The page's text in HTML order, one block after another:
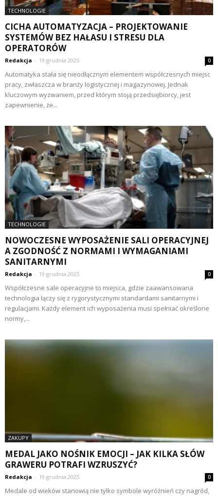
TECHNOLOGIE
CICHA AUTOMATYZACJA – PROJEKTOWANIE
SYSTEMÓW BEZ HAŁASU I STRESU DLA
OPERATORÓW
Redakcja - 19 grudnia 2025 0
Automatyka stała się nieodłącznym elementem współczesnych miejsc
pracy, zwłaszcza w branży logistycznej i magazynowej. Jednak
kluczowym wyzwaniem, przed którym stoją przedsiębiorcy, jest
zapewnienie, że...
TECHNOLOGIE
NOWOCZESNE WYPOSAŻENIE SALI OPERACYJNEJ
A ZGODNOŚĆ Z NORMAMI I WYMAGANIAMI
SANITARNYMI
Redakcja - 19 grudnia 2025 0
Współczesne sale operacyjne to miejsca, gdzie zaawansowana
technologia łączy się z rygorystycznymi standardami sanitarnymi i
regulacjami. Każdy element ich wyposażenia musi spełniać określone
normy,...
ZAKUPY
MEDAL JAKO NOŚNIK EMOCJI – JAK KILKA SŁÓW
GRAWERU POTRAFI WZRUSZYĆ?
Redakcja - 19 grudnia 2025 0
Medale od wieków stanowią nie tylko symbole wyróżnień czy nagród,